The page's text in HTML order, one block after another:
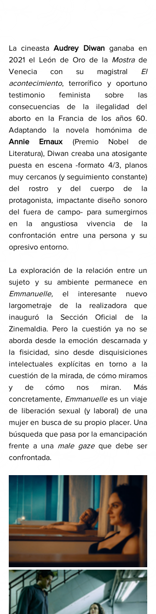
La cineasta Audrey Diwan ganaba en
2021 el León de Oro de la Mostra de
Venecia con su magistral El
acontecimiento, terrorífico y oportuno
testimonio feminista sobre las
consecuencias de la ilegalidad del
aborto en la Francia de los años 60.
Annie Ernaux (Premio Nobel de
Literatura), Diwan creaba una atosigante
puesta en escena -formato 4/3, planos
muy cercanos (y seguimiento constante)
del rostro y del cuerpo de la
protagonista, impactante diseño sonoro
del fuera de campo- para sumergirnos
en la angustiosa vivencia de la
confrontación entre una persona y su
opresivo entorno.
La exploración de la relación entre un
Emmanuelle, el interesante nuevo
largometraje de la realizadora que
inauguró la Sección Oficial de la
Zinemaldia. Pero la cuestión ya no se
aborda desde la emoción descarnada y
la fisicidad, sino desde disquisiciones
intelectuales explícitas en torno a la
cuestión de la mirada, de cómo miramos
y de cómo nos miran. Más
concretamente, Emmanuelle es un viaje
de liberación sexual (y laboral) de una
mujer en busca de su propio placer. Una
búsqueda que pasa por la emancipación
frente a una male gaze que debe ser
confrontada.